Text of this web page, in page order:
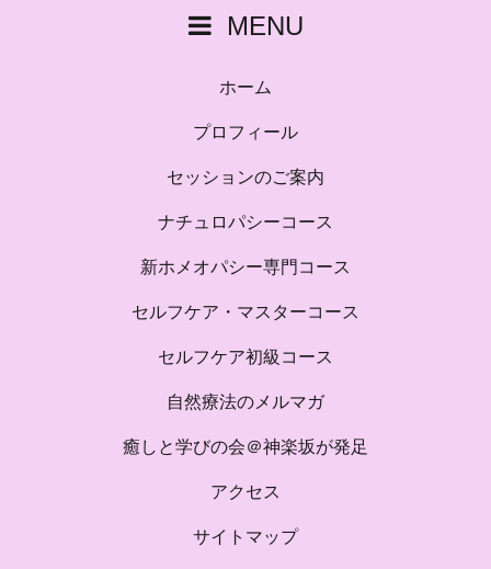
MENU
ホーム
プロフィール
セッションのご案内
ナチュロパシーコース
新ホメオパシー専門コース
セルフケア・マスターコース
セルフケア初級コース
自然療法のメルマガ
癒しと学びの会＠神楽坂が発足
アクセス
サイトマップ